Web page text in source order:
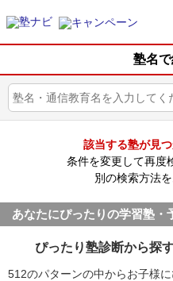
塾名
該当する塾が見
条件を変更して再度
別の検索方法
あなたにぴったりの学習塾・
ぴったり塾診断から探
512のパターンの中からお子様